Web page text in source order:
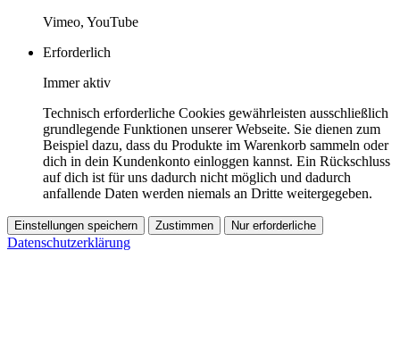
Vimeo, YouTube
Erforderlich
Immer aktiv
Technisch erforderliche Cookies gewährleisten ausschließlich
grundlegende Funktionen unserer Webseite. Sie dienen zum
Beispiel dazu, dass du Produkte im Warenkorb sammeln oder
dich in dein Kundenkonto einloggen kannst. Ein Rückschluss
auf dich ist für uns dadurch nicht möglich und dadurch
anfallende Daten werden niemals an Dritte weitergegeben.
Einstellungen speichern Zustimmen Nur erforderliche
Datenschutzerklärung